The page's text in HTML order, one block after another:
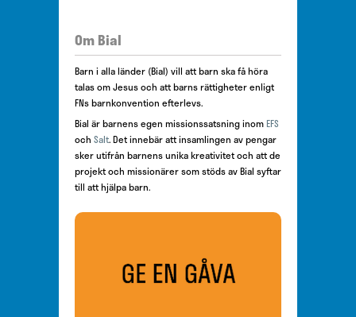
Om Bial
Barn i alla länder (Bial) vill att barn ska få höra
talas om Jesus och att barns rättigheter enligt
FNs barnkonvention efterlevs.
Bial är barnens egen missionssatsning inomEFS
och Salt. Det innebär att insamlingen av pengar
sker utifrån barnens unika kreativitet och att de
projekt och missionärer som stöds av Bial syftar
till att hjälpa barn.